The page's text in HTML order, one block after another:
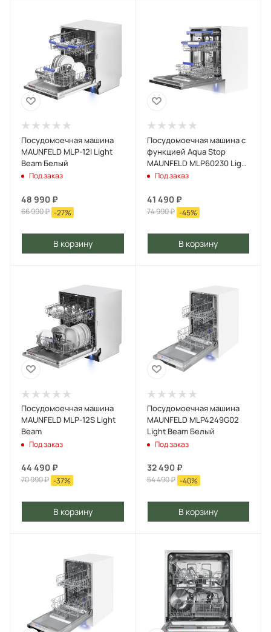
Посудомоечная машина
MAUNFELD MLP-12I Light
Beam Белый
Под заказ
48 990 ₽
66 990₽ -27%
В корзину
Посудомоечная машина с
функцией Aqua Stop
MAUNFELD MLP60230 Light
Beam Белый
Под заказ
41 490₽
74 990₽ -45%
В корзину
Посудомоечная машина
MAUNFELD MLP-12S Light
Beam
Под заказ
44 490 ₽
70 990₽ -37%
В корзину
Посудомоечная машина
MAUNFELD MLP4249G02
Light Beam Белый
Под заказ
32 490₽
54 490₽ -40%
В корзину